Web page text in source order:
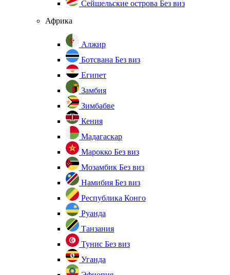
Сейшельские острова Без виз
Африка
Алжир
Ботсвана Без виз
Египет
Замбия
Зимбабве
Кения
Мадагаскар
Марокко Без виз
Мозамбик Без виз
Намибия Без виз
Республика Конго
Руанда
Танзания
Тунис Без виз
Уганда